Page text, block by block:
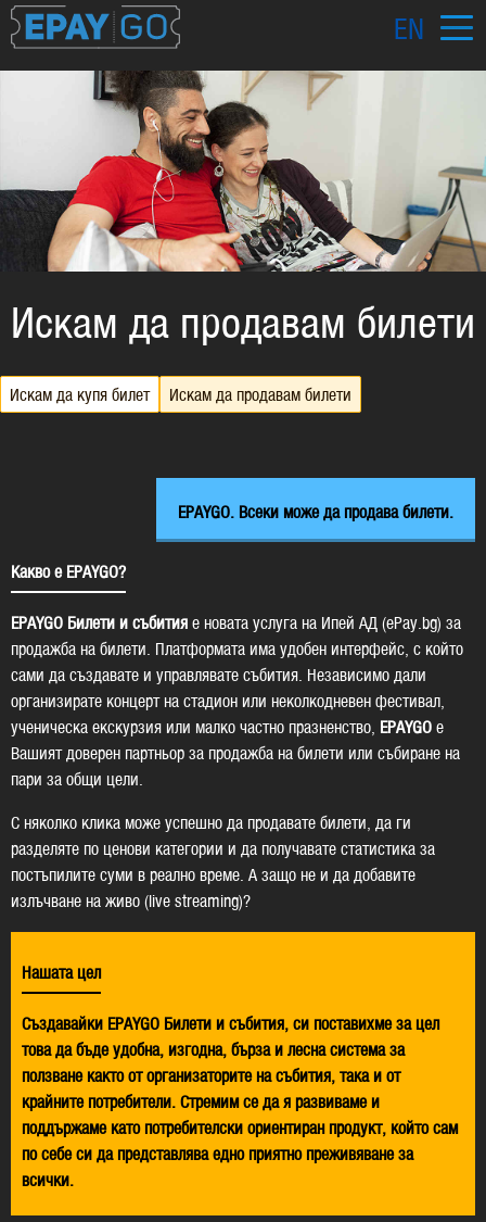
EN
Искам да продавам билети
Искам да купя билет Искам да продавам билети
EPAYGO. Всеки може да продава билети.
Какво е EPAYGO?
EPAYGO Билети и събития е новата услуга на Ипей АД (ePay.bg) за
продажба на билети. Платформата има удобен интерфейс, с който
сами да създавате и управлявате събития. Независимо дали
организирате концерт на стадион или неколкодневен фестивал,
ученическа екскурзия или малко частно празненство, EPAYGO е
Вашият доверен партньор за продажба на билети или събиране на
пари за общи цели.
С няколко клика може успешно да продавате билети, да ги
разделяте по ценови категории и да получавате статистика за
постъпилите суми в реално време. А защо не и да добавите
излъчване на живо (live streaming)?
Нашата цел
Създавайки EPAYGO Билети и събития, си поставихме за цел
това да бъде удобна, изгодна, бърза и лесна система за
ползване както от организаторите на събития, така и от
крайните потребители. Стремим се да я развиваме и
поддържаме като потребителски ориентиран продукт, който сам
по себе си да представлява едно приятно преживяване за
всички.